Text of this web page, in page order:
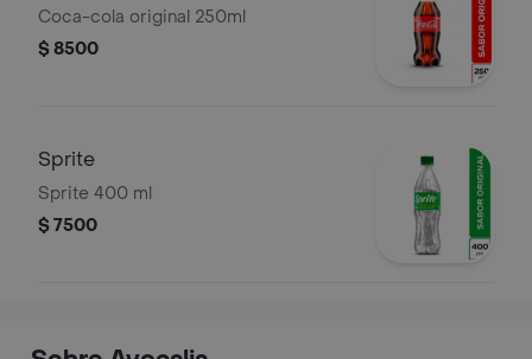
Coca-cola original 250ml
$ 8500
Sprite
Sprite 400 ml
$ 7500